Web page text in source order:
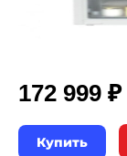
172 999 ₽
Купить